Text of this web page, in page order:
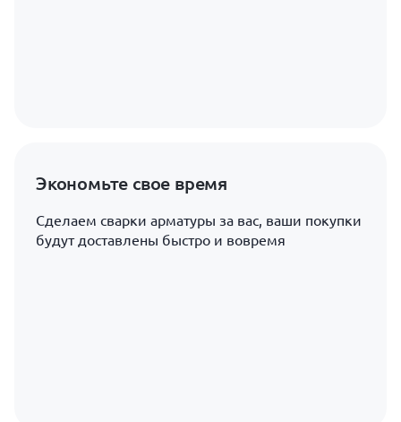
Экономьте свое время
Сделаем сварки арматуры за вас, ваши покупки
будут доставлены быстро и вовремя